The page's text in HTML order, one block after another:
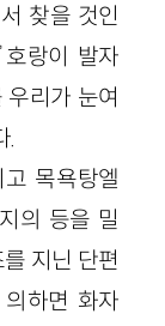
찾을 것인
랑이 발자
우리가 눈여
.
목욕탕엘
의 등을 밀
지닌 단편
하면 화자